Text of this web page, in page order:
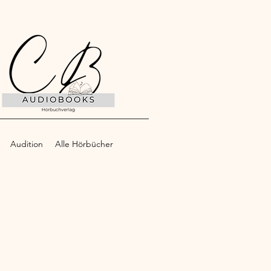
Audition Alle Hörbücher